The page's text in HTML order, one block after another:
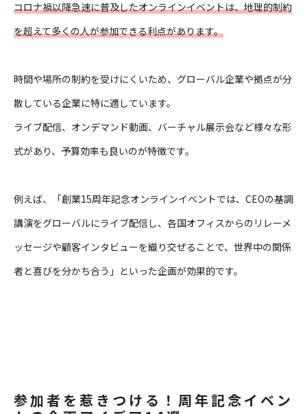
コロナ禍以降急速に普及したオンラインイベントは、地理的制約
を超えて多くの人が参加できる利点があります。
時間や場所の制約を受けにくいため、グローバル企業や拠点が分
散している企業に特に適しています。
ライブ配信、オンデマンド動画、バーチャル展示会など様々な形
式があり、予算効率も良いのが特徴です。
例えば、「創業15周年記念オンラインイベントでは、CEOの基調
講演をグローバルにライブ配信し、各国オフィスからのリレーメ
ッセージや顧客インタビューを織り交ぜることで、世界中の関係
者と喜びを分かち合う」といった企画が効果的です。
参加者を惹きつける！周年記念イベン